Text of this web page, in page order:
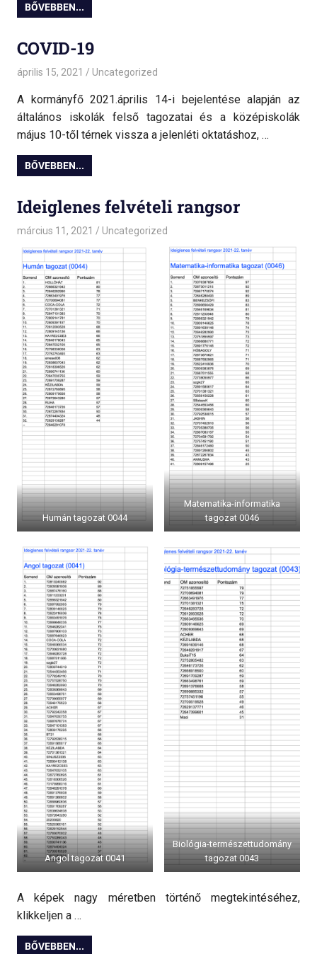
BŐVEBBEN...
COVID-19
április 15, 2021 admin
Uncategorized
A kormányfő 2021.április 14-i bejelentése alapján az
általános iskolák felső tagozatai és a középiskolák
május 10-től térnek vissza a jelenléti oktatáshoz, …
BŐVEBBEN...
Ideiglenes felvételi rangsor
március 11, 2021 admin
Uncategorized
Humán tagozat 0044
Matematika-informatika
tagozat 0046
Angol tagozat 0041
Biológia-természettudomány
tagozat 0043
A képek nagy méretben történő megtekintéséhez,
klikkeljen a …
BŐVEBBEN...